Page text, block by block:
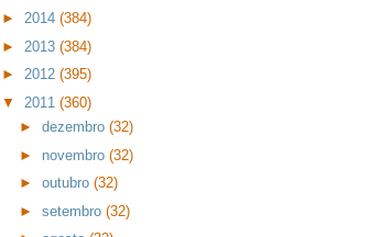
► 2014 (384)
► 2013 (384)
► 2012 (395)
▼ 2011 (360)
► dezembro (32)
► novembro (32)
► outubro (32)
► setembro (32)